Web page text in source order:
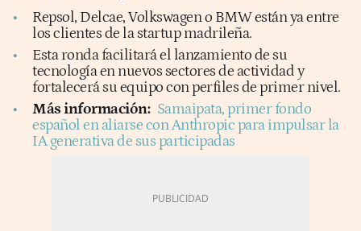
Repsol, Delcae, Volkswagen o BMW están ya entre
los clientes de la startup madrileña.
Esta ronda facilitará el lanzamiento de su
tecnología en nuevos sectores de actividad y
fortalecerá su equipo con perfiles de primer nivel.
Más información: Samaipata, primer fondo
español en aliarse con Anthropic para impulsar la
IA generativa de sus participadas